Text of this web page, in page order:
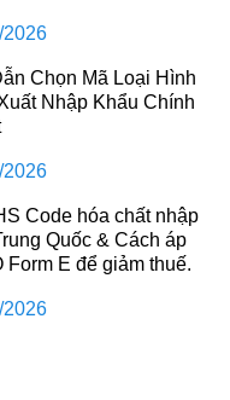
2026
Chọn Mã Loại Hình
Nhập Khẩu Chính
2026
Code hóa chất nhập
Quốc & Cách áp
Form E để giảm thuế.
2026